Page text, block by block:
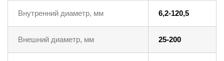
Внутренний диаметр, мм 6,2-120,5
Внешний диаметр, мм 25-200